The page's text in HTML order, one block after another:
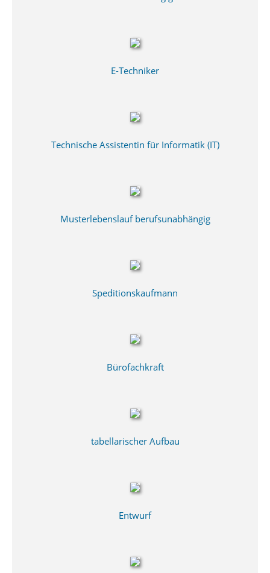
E-Techniker
Technische Assistentin für Informatik (IT)
Musterlebenslauf berufsunabhängig
Speditionskaufmann
Bürofachkraft
tabellarischer Aufbau
Entwurf